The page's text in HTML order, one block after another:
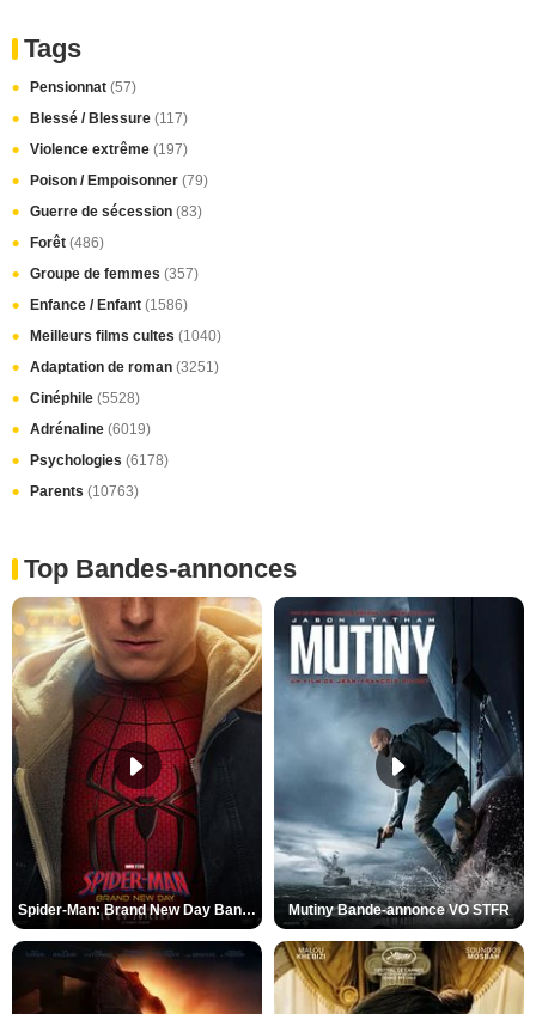
Tags
Pensionnat (57)
Blessé / Blessure (117)
Violence extrême (197)
Poison / Empoisonner (79)
Guerre de sécession (83)
Forêt (486)
Groupe de femmes (357)
Enfance / Enfant (1586)
Meilleurs films cultes (1040)
Adaptation de roman (3251)
Cinéphile (5528)
Adrénaline (6019)
Psychologies (6178)
Parents (10763)
Top Bandes-annonces
Spider-Man: Brand New Day Bande-annonce VO STFR Mutiny Bande-annonce VO STFR